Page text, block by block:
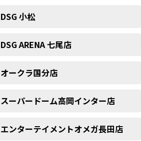
DSG 小松
DSG ARENA 七尾店
オークラ国分店
スーパードーム高岡インター店
エンターテイメントオメガ長田店